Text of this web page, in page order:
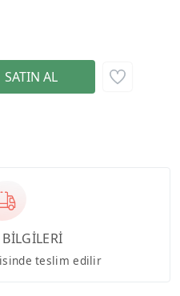
teslim edilir